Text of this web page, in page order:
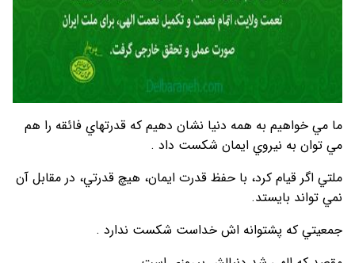
ما مي خواهيم به همه دنيا نشان دهيم كه قدرتهاي فائقه را هم
مي توان به نيروي ايمان شكست داد .
ملتي اگر قيام كرد، با حفظ قدرت ايمان، هيچ قدرتي، در مقابل آن
نمي تواند بايستد.
جمعيتي كه پشتوانه اش خداست شكست ندارد .